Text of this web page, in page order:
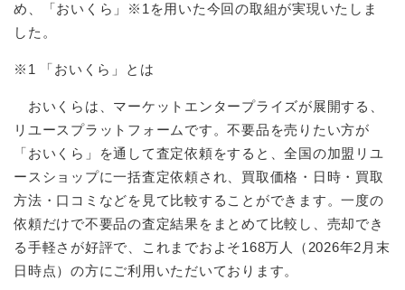
め、「おいくら」※1を用いた今回の取組が実現いたしま
した。
※1 「おいくら」とは
おいくらは、マーケットエンタープライズが展開する、
リユースプラットフォームです。不要品を売りたい方が
「おいくら」を通して査定依頼をすると、全国の加盟リユ
ースショップに一括査定依頼され、買取価格・日時・買取
方法・口コミなどを見て比較することができます。一度の
依頼だけで不要品の査定結果をまとめて比較し、売却でき
る手軽さが好評で、これまでおよそ168万人（2026年2月末
日時点）の方にご利用いただいております。